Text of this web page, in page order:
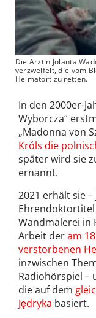
Die Ärztin Jolanta
verzweifelt, die vom
Heimatort zu retten.
In den 2000er-
Wyborcza“
„Madonna von
Króls die
später wird sie
ernannt.
2021 erhält sie
Ehrendoktortitel
Wandmalerei in
Arbeit deram
verstorbenen
inzwischen
Radiohörspiel –
die auf dem
Jędryka basiert.